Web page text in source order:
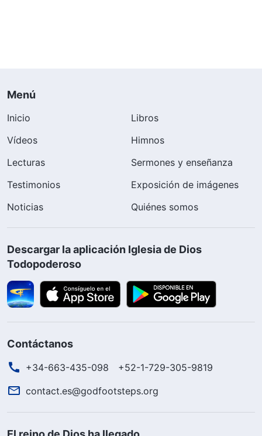
Menú
Inicio
Libros
Vídeos
Himnos
Lecturas
Sermones y enseñanza
Testimonios
Exposición de imágenes
Noticias
Quiénes somos
Descargar la aplicación Iglesia de Dios
Todopoderoso
Contáctanos
+34-663-435-098
+52-1-729-305-9819
contact.es@godfootsteps.org